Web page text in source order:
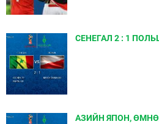
СЕНЕГАЛ 2 : 1
АЗИЙН ЯПОН,